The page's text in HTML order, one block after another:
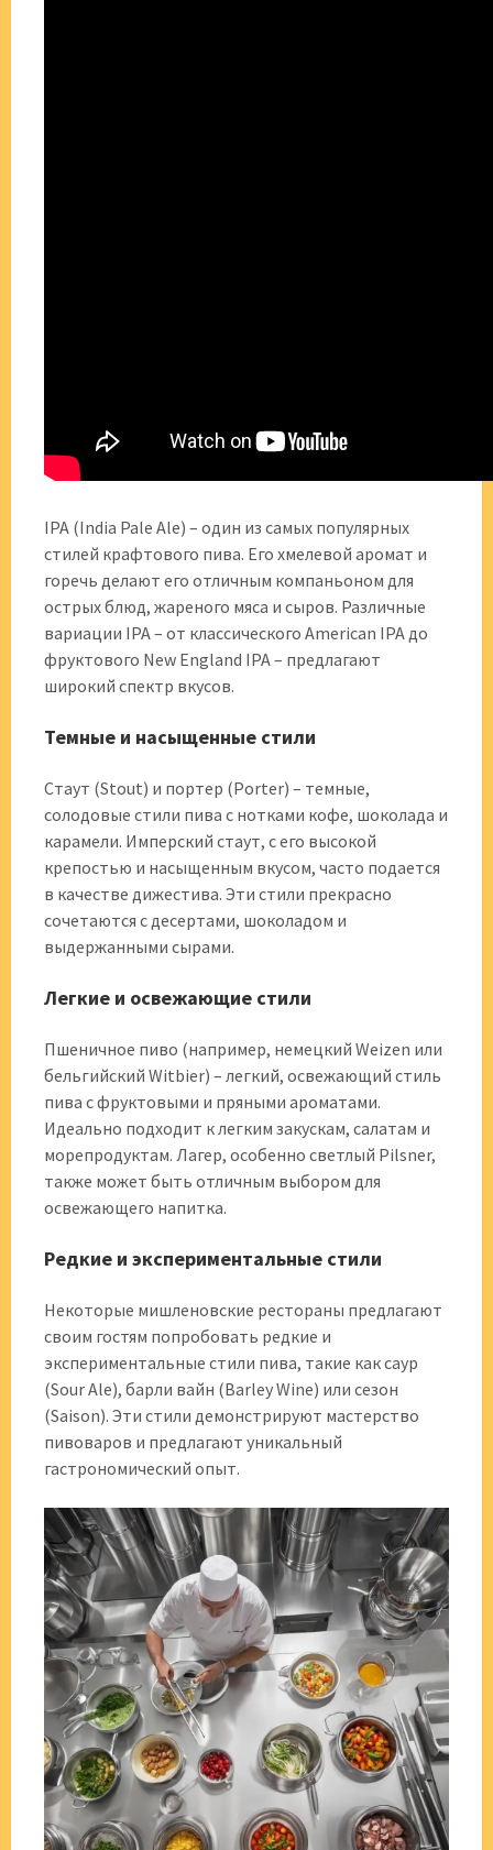
IPA (India Pale Ale) – один из самых популярных
стилей крафтового пива. Его хмелевой аромат и
горечь делают его отличным компаньоном для
острых блюд, жареного мяса и сыров. Различные
вариации IPA – от классического American IPA до
фруктового New England IPA – предлагают
широкий спектр вкусов.
Темные и насыщенные стили
Стаут (Stout) и портер (Porter) – темные,
солодовые стили пива с нотками кофе, шоколада и
карамели. Имперский стаут, с его высокой
крепостью и насыщенным вкусом, часто подается
в качестве дижестива. Эти стили прекрасно
сочетаются с десертами, шоколадом и
выдержанными сырами.
Легкие и освежающие стили
Пшеничное пиво (например, немецкий Weizen или
бельгийский Witbier) – легкий, освежающий стиль
пива с фруктовыми и пряными ароматами.
Идеально подходит к легким закускам, салатам и
морепродуктам. Лагер, особенно светлый Pilsner,
также может быть отличным выбором для
освежающего напитка.
Редкие и экспериментальные стили
Некоторые мишленовские рестораны предлагают
своим гостям попробовать редкие и
экспериментальные стили пива, такие как саур
(Sour Ale), барли вайн (Barley Wine) или сезон
(Saison). Эти стили демонстрируют мастерство
пивоваров и предлагают уникальный
гастрономический опыт.